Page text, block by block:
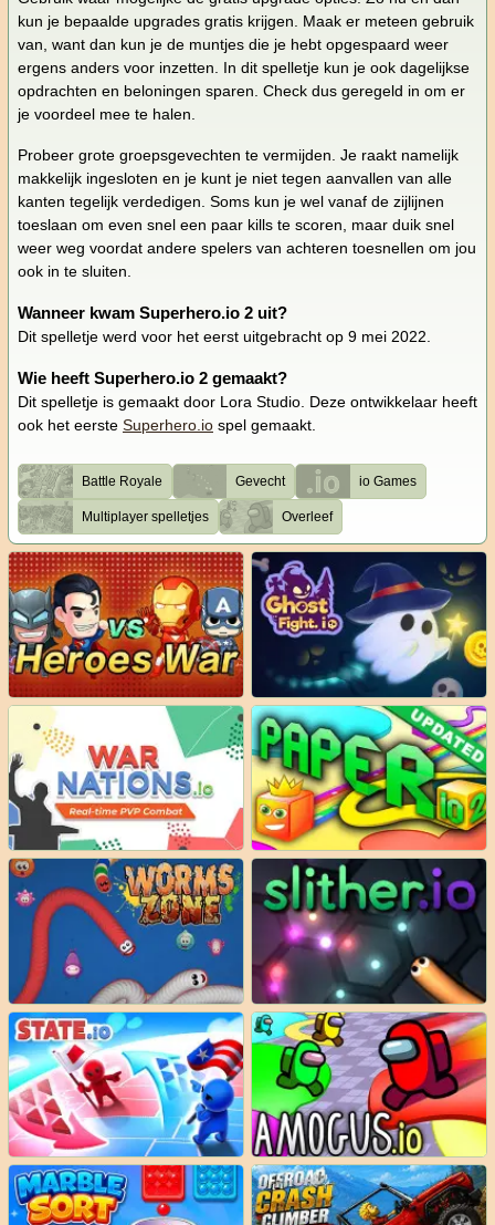
kun je bepaalde upgrades gratis krijgen. Maak er meteen gebruik
van, want dan kun je de muntjes die je hebt opgespaard weer
ergens anders voor inzetten. In dit spelletje kun je ook dagelijkse
opdrachten en beloningen sparen. Check dus geregeld in om er
je voordeel mee te halen.
Probeer grote groepsgevechten te vermijden. Je raakt namelijk
makkelijk ingesloten en je kunt je niet tegen aanvallen van alle
kanten tegelijk verdedigen. Soms kun je wel vanaf de zijlijnen
toeslaan om even snel een paar kills te scoren, maar duik snel
weer weg voordat andere spelers van achteren toesnellen om jou
ook in te sluiten.
Wanneer kwam Superhero.io 2 uit?
Dit spelletje werd voor het eerst uitgebracht op 9 mei 2022.
Wie heeft Superhero.io 2 gemaakt?
Dit spelletje is gemaakt door Lora Studio. Deze ontwikkelaar heeft
ook het eerste Superhero.io spel gemaakt.
Battle Royale Gevecht io Games
Multiplayer spelletjes Overleef